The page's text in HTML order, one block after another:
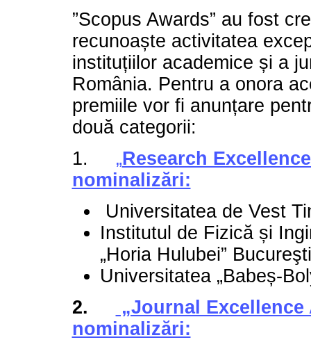
”Scopus Awards” au fost
recunoaște activitatea
instituțiilor academice și a
România. Pentru a onora
premiile vor fi anunțare
două categorii:
1. „Research
nominalizări:
Universitatea de Vest
Institutul de Fizică și
„Horia Hulubei”
Universitatea „Babeș-
2.
„Journal Excellence
nominalizări: